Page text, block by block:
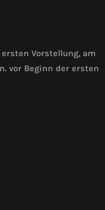
Vorstellung, am
vor Beginn der ersten